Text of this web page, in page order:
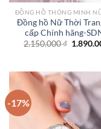
Đồng hồ Nữ Thời
cấp Chính hãng-
2.150.000₫ Giá
-17%